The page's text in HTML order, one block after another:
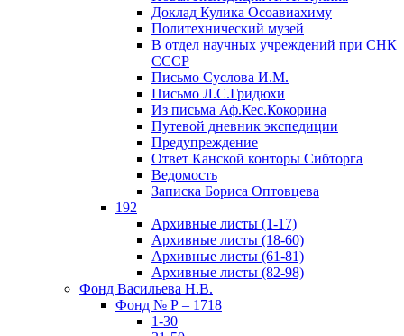
Доклад Кулика Осоавиахиму
Политехнический музей
В отдел научных учреждений при СНК
СССР
Письмо Суслова И.М.
Письмо Л.С.Гридюхи
Из письма Аф.Кес.Кокорина
Путевой дневник экспедиции
Предупреждение
Ответ Канской конторы Сибторга
Ведомость
Записка Бориса Оптовцева
192
Архивные листы (1-17)
Архивные листы (18-60)
Архивные листы (61-81)
Архивные листы (82-98)
Фонд Васильева Н.В.
Фонд № Р – 1718
1-30